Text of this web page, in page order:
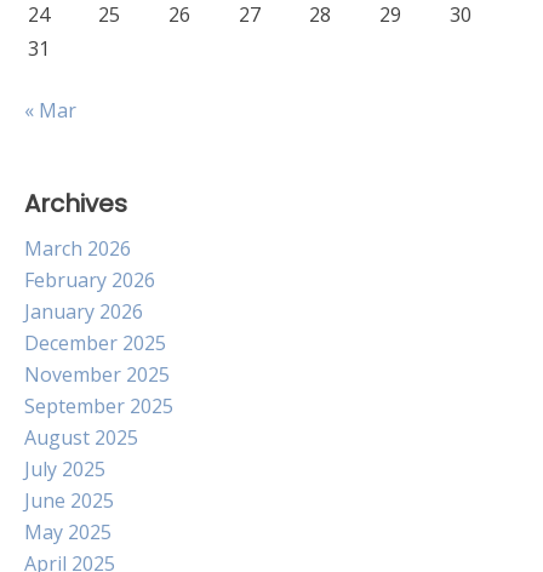
24
25 26 27 28 29
30
31
« Mar
Archives
March 2026
February 2026
January 2026
December 2025
November 2025
September 2025
August 2025
July 2025
June 2025
May 2025
April 2025